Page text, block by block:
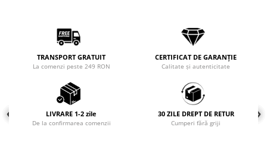
Coliere cu pietre semiprețioase
TRANSPORT GRATUIT
La comenzi peste 249 RON
CERTIFICAT DE GARANȚIE
Calitate și autenticitate
LIVRARE 1-2 zile
De la confirmarea comenzii
30 ZILE DREPT DE RETUR
Cumperi fără griji